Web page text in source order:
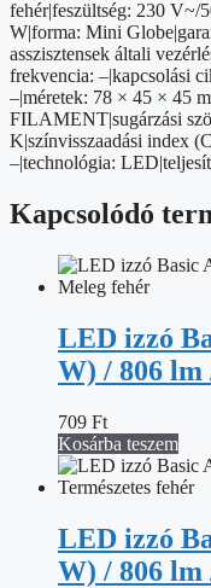
/
Természetes
fehér
mennyiség
fehér|feszültség: 230 V~/
W|forma: Mini
asszisztensek általi
frekvencia: –|kapcsolási
–|méretek: 78 × 45 × 45
FILAMENT|sugárzási
K|színvisszaadási index
–|technológia:
Kapcsolódó
LED izzó
W) / 806 lm
709 Ft
Kosárba teszem
LED izzó
W) / 806 lm